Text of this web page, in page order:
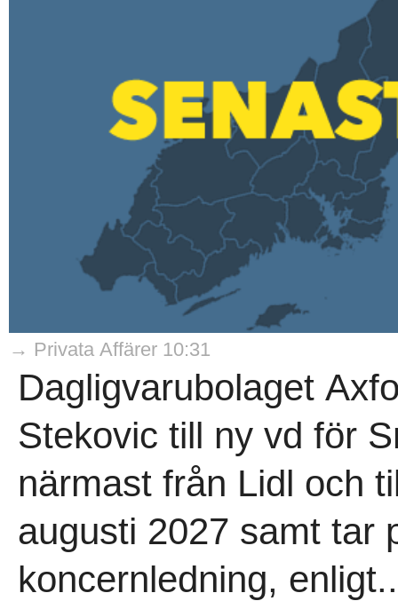
→ Privata Affärer 10:31
Dagligvarubolaget
Stekovic till ny vd för
närmast från Lidl och
augusti 2027 samt tar
koncernledning, enligt..